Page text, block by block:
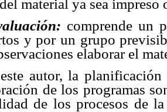
material ya sea impreso
comprende un
y por un grupo
elaborar el
autor, la
de los programas
de los procesos de